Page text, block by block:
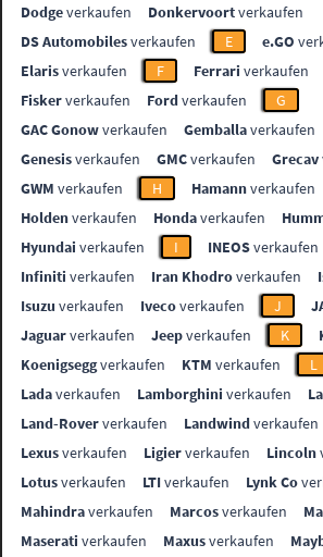
Dodgeverkaufen Donkervoortverkaufen
DS Automobilesverkaufen E e.GO
Elarisverkaufen F Ferrari verkaufen
Fiskerverkaufen Fordverkaufen
G
GAC Gonowverkaufen Gemballaverkaufen
Genesisverkaufen GMCverkaufen Grecav
GWM verkaufen H Hamannverkaufen
Holdenverkaufen Hondaverkaufen
Hyundai verkaufen I INEOSverkaufen
Infiniti verkaufen Iran Khodroverkaufen
Isuzu verkaufen Ivecoverkaufen J
Jaguarverkaufen Jeepverkaufen K
Koenigseggverkaufen KTM verkaufen
L
Ladaverkaufen Lamborghini verkaufen
Land-Roververkaufen Landwindverkaufen
Lexusverkaufen Ligierverkaufen Lincoln
Lotusverkaufen LTIverkaufen Lynk Co
Mahindraverkaufen Marcosverkaufen
Maserati verkaufen Maxusverkaufen